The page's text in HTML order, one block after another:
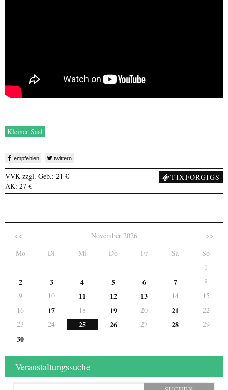
Kleiner Saal
empfehlen twittern
TIXFORGIGS
VVK zzgl. Geb.: 21 €
AK: 27 €
<< November 2026
>>
Mo
Di Mi Do Fr Sa
So
1
2 3 4 5 6 7
8
9
10 11 12 13 14
15
16
17 18 19 20 21
22
23
24 25 26 27 28 29
30
Veranstaltungssuche